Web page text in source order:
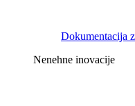
Dokumentacija
Nenehne inovacije